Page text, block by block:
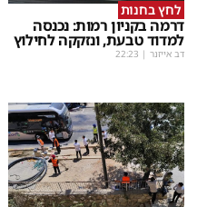
לחץ בחנות
דרמה בקניון רמות: נכנסה
למדוד טבעת, ונזקקה לחילוץ
דב אייזנר |
22:23